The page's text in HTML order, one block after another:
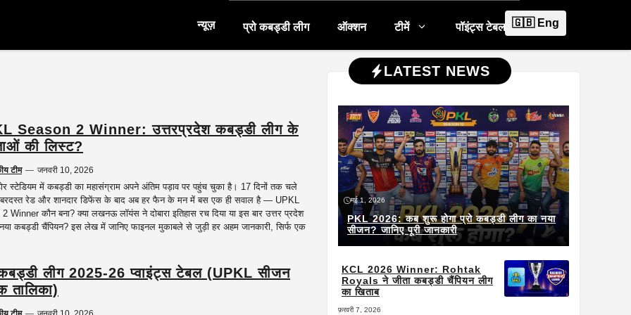
न्यूज़ प्रो कबड्डी लीग ऑक्शन टीमें पॉइंट्स टेबल 🇬🇧 Eng
Season 2 Winner: उत्तरप्रदेश कबड्डी लीग के
की लिस्ट?
टीम — जनवरी 10, 2026
स्टेडियम में कबड्डी का महासंग्राम अपने अंतिम पड़ाव पर पहुंच चुका है। 17 दिनों तक चले
रेड और शानदार डिफेंस के बाद अब हर फैन के मन में बस एक ही सवाल है — UPKL
Winner कौन बना? क्या लखनऊ लॉयंस ने दोबारा इतिहास रच दिया या इस बार उत्तर प्रदेश
कबड्डी चैंपियन? इस लेख में जानिए फाइनल मुकाबले से जुड़ी हर अहम जानकारी, सिर्फ एक
लीग 2025-26 प्वाइंट्स टेबल (UPKL सीजन
तालिका)
LATEST NEWS
मई 1, 2026
PKL 2026: कब शुरू होगा प्रो कबड्डी लीग का नया
सीजन? जानिए पूरी जानकारी
KCL 2026 Winner: Rohtak
Royals ने जीता कबड्डी चैंपियन लीग
का खिताब
फ़रवरी 7, 2026